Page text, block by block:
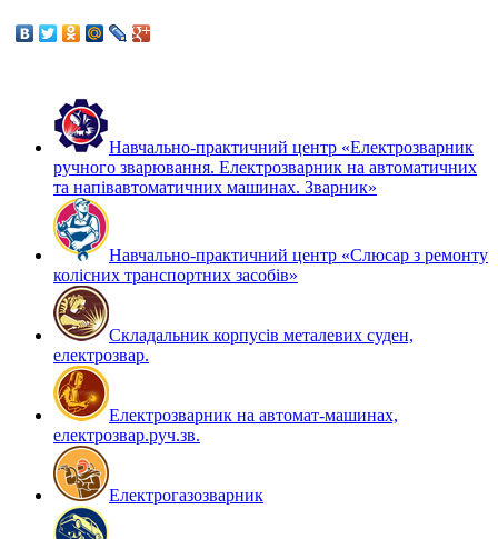
Навчально-практичний центр «Електрозварник
ручного зварювання. Електрозварник на автоматичних
та напівавтоматичних машинах. Зварник»
Навчально-практичний центр «Слюсар з ремонту
колісних транспортних засобів»
Складальник корпусів металевих суден,
електрозвар.
Електрозварник на автомат-машинах,
електрозвар.руч.зв.
Електрогазозварник